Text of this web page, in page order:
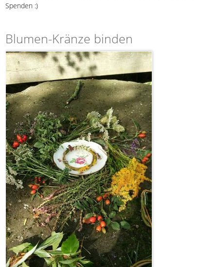
Spenden :)
Blumen-Kränze binden